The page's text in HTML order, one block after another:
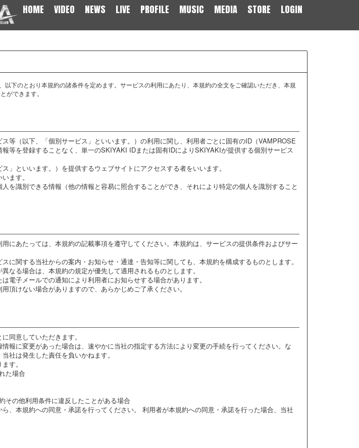
HOME VIDEO NEWS LIVE PROFILE MUSIC MEDIA STORE LOGIN
下のとおり本規約の諸条件を定めます。サービスの利用にあたり、本規約の全文をご確認いただき、本規
ができます。
等（以下、「個別サービス」といいます。）の利用に関し、利用者ごとに固有のID（VAMPROSE
等を登録することなく、単一のSKIYAKI IDまたは固有IDによりSKIYAKIが提供する個別サービス
」といいます。）を提供するウェブサイトにアクセスする者をいいます。
ます。
を識別できる情報（他の情報と容易に照合することができ、それにより特定の個人を識別すること
にあたっては、本規約の記載事項を遵守してください。本規約は、サービスの提供条件およびサー
関する当社からの案内・お知らせ・通達・告知等に関しても、本規約を構成するものとします。
なる場合は、本規約の規定が優先して適用されるものとします。
電子メールでの通知により利用者にお知らせする場合があります。
頂けない場合がありますので、あらかじめご了承ください。
同意していただきます。
報に変更があった場合は、速やかに当社の指定する方法により変更の手続を行ってください。な
社は発生した責任を負いかねます。
す。
た場合
その他利用条件に違反したことがある場合
、本規約への同意・承諾を行ってください。 利用者が本規約への同意・承諾を行った場合、当社